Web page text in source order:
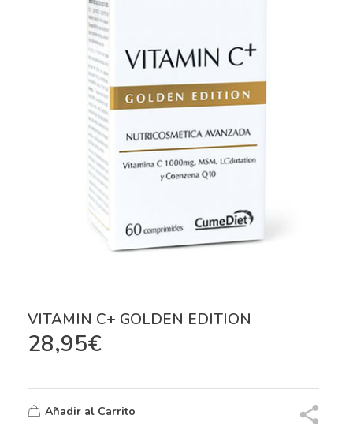
VITAMIN C+ GOLDEN EDITION
28,95€
Añadir al Carrito